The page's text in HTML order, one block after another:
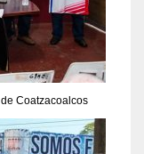
Coatzacoalcos